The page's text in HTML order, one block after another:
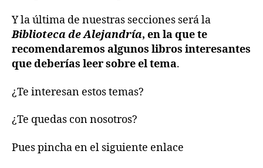
Y la última de nuestras secciones será la
Biblioteca de Alejandría, en la que te
recomendaremos algunos libros interesantes
que deberías leer sobre el tema.
¿Te interesan estos temas?
¿Te quedas con nosotros?
Pues pincha en el siguiente enlace